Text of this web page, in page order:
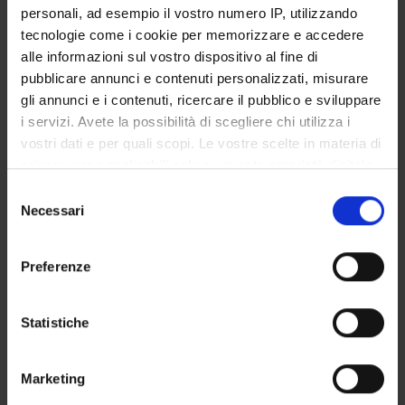
personali, ad esempio il vostro numero IP, utilizzando
tecnologie come i cookie per memorizzare e accedere
alle informazioni sul vostro dispositivo al fine di
pubblicare annunci e contenuti personalizzati, misurare
gli annunci e i contenuti, ricercare il pubblico e sviluppare
i servizi. Avete la possibilità di scegliere chi utilizza i
vostri dati e per quali scopi. Le vostre scelte in materia di
privacy sono applicabili solo su questa proprietà digitale
modificare o revocare il proprio consenso in qualsiasi
momento dalla Dichiarazione sui cookie o facendo clic
raccogliere informazioni sulla tua posizione
geografica, con un'approssimazione di qualche
Identificare il tuo dispositivo, scansionandolo
delNecessari
Preferenze
Statistiche
Marketing
aggiornamento professionale in Didattiche innovative ed
efficaci per il docente/formatore – formazione continua
Sede
PADOVA
Dipartimento di riferimento
Scienze Umane
Area disciplinare
Piani didattici